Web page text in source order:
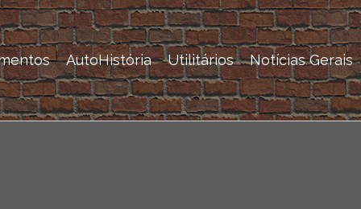
AutoHistória Utilitários Notícias Gerais